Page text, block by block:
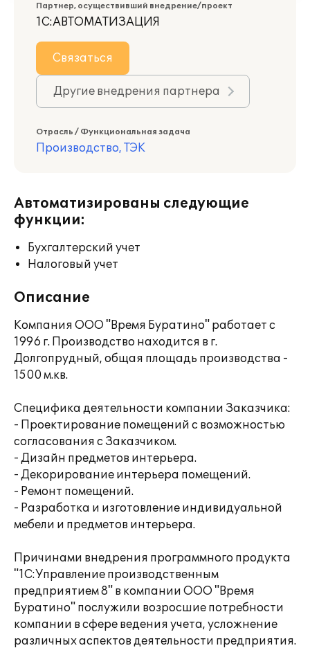
Партнер, осуществивший внедрение/проект
1С:АВТОМАТИЗАЦИЯ
Связаться
Другие внедрения партнера
Отрасль / Функциональная задача
Производство, ТЭК
Автоматизированы следующие
функции:
Бухгалтерский учет
Налоговый учет
Описание
Компания ООО "Время Буратино" работает с
1996 г. Производство находится в г.
Долгопрудный, общая площадь производства -
1500 м.кв.
Специфика деятельности компании Заказчика:
- Проектирование помещений с возможностью
согласования с Заказчиком.
- Дизайн предметов интерьера.
- Декорирование интерьера помещений.
- Ремонт помещений.
- Разработка и изготовление индивидуальной
мебели и предметов интерьера.
Причинами внедрения программного продукта
"1С:Управление производственным
предприятием 8" в компании ООО "Время
Буратино" послужили возросшие потребности
компании в сфере ведения учета, усложнение
различных аспектов деятельности предприятия.